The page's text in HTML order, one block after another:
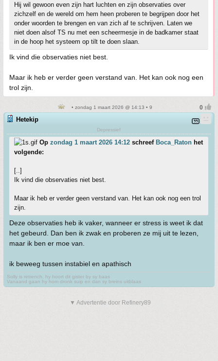
Hij wil gewoon even zijn hart luchten en zijn observaties over
zichzelf en de wereld om hem heen proberen te begrijpen door het
onder woorden te brengen en van zich af te schrijven. Laten we
niet doen alsof TS nu met een scheermesje in de badkamer staat
in de hoop het systeem op tilt te doen slaan.
Ik vind die observaties niet best.
Maar ik heb er verder geen verstand van. Het kan ook nog een
trol zijn.
• zondag 1 maart 2026 @ 14:13 • 9
Hetekip
Depressief
Op zondag 1 maart 2026 14:12 schreef Boca_Raton het
volgende:
[..]
Ik vind die observaties niet best.
Maar ik heb er verder geen verstand van. Het kan ook nog een trol
zijn.
Deze observaties heb ik vaker, wanneer er stress is weet ik dat
het gebeurd. Dan ben ik zwak en proberen ze mij uit te lezen,
maar ik ben er moe van.
ik beweeg tussen instabiel en apathisch
Solly is retrench, hy hoort dit gister by sy baas
Vanaand gaan hy hom dronk suip en dan sy breins uitblaas
▼ Advertentie door Refinery89